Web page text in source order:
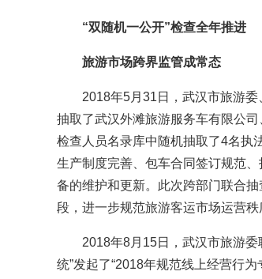
“双随机一公开”检查全年推进
旅游市场跨界监管成常态
2018年5月31日，武汉市旅游委
抽取了武汉外滩旅游服务车有限公
检查人员名录库中随机抽取了4名执
生产制度完善、包车合同签订规范
备的维护和更新。此次跨部门联合
段，进一步规范旅游客运市场运营秩
2018年8月15日，武汉市旅游委
统”发起了“2018年规范线上经营行